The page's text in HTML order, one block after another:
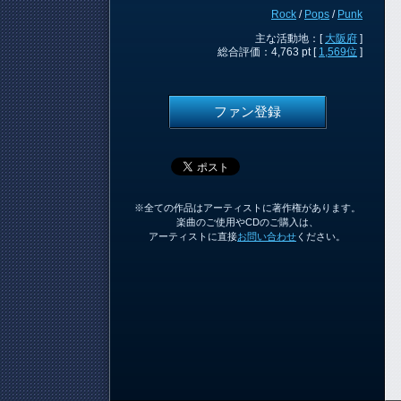
Rock / Pops / Punk
主な活動地：[ 大阪府 ]
総合評価：4,763 pt [ 1,569位 ]
ファン登録
※全ての作品はアーティストに著作権があります。
楽曲のご使用やCDのご購入は、
アーティストに直接お問い合わせ ください。